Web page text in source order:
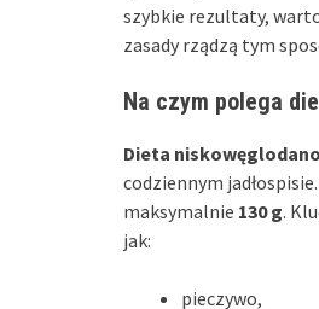
szybkie rezultaty,
zasady rządzą tym
Na czym polega
Dieta
codziennym
maksymalnie 130 g.
jak:
pieczywo,